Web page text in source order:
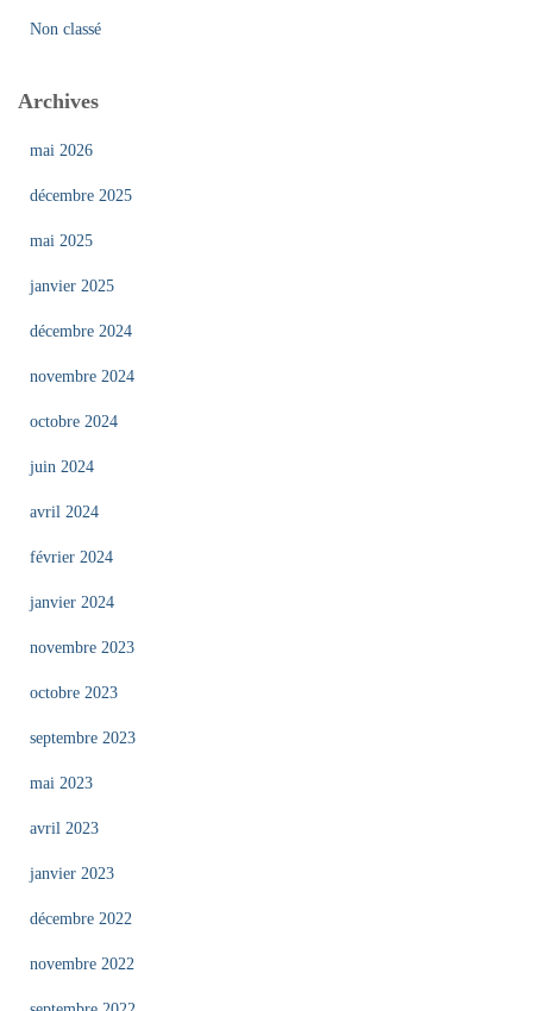
Non classé
Archives
mai 2026
décembre 2025
mai 2025
janvier 2025
décembre 2024
novembre 2024
octobre 2024
juin 2024
avril 2024
février 2024
janvier 2024
novembre 2023
octobre 2023
septembre 2023
mai 2023
avril 2023
janvier 2023
décembre 2022
novembre 2022